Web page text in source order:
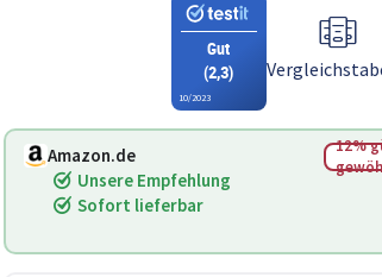
Gut
(2,3)
10/2023
Amazon.de
Unsere Empfehlung
Sofort lieferbar
12%